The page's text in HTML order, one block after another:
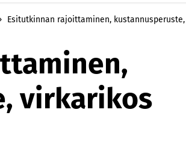
Esitutkinnan rajoittaminen,
virkarikos